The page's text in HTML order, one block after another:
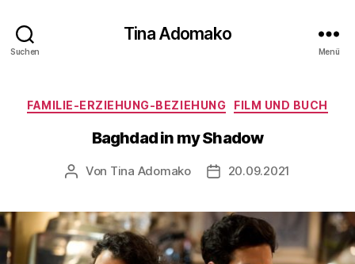
Suchen
Tina Adomako
Menü
Kategorien
FAMILIE-ERZIEHUNG-BEZIEHUNG FILM UND BUCH
Baghdad in my Shadow
Beitragsautor
Von Tina Adomako Veröffentlichungsdatum
20.09.2021